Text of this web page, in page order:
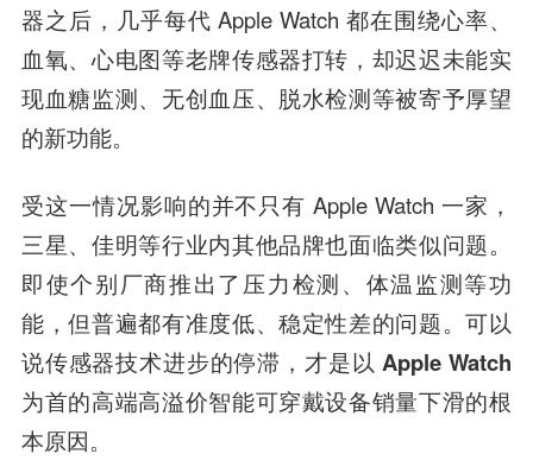
器之后，几乎每代 Apple Watch 都在围绕心率、
血氧、心电图等老牌传感器打转，却迟迟未能实
现血糖监测、无创血压、脱水检测等被寄予厚望
的新功能。
受这一情况影响的并不只有 Apple Watch 一家，
三星、佳明等行业内其他品牌也面临类似问题。
即使个别厂商推出了压力检测、体温监测等功
能，但普遍都有准度低、稳定性差的问题。可以
说传感器技术进步的停滞，才是以 Apple Watch
为首的高端高溢价智能可穿戴设备销量下滑的根
本原因。